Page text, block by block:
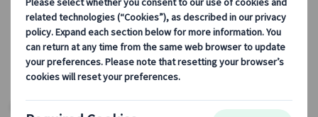
カテゴリーから探す
ヨーロッパ・プライベートツアー